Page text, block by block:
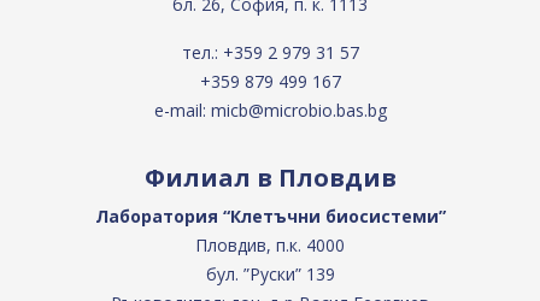
тел.: +359 2 979 31 57
+359 879 499 167
e-mail: micb@microbio.bas.bg
Филиал в Пловдив
Лаборатория “Клетъчни биосистеми”
Пловдив, п.к. 4000
бул. ”Руски” 139